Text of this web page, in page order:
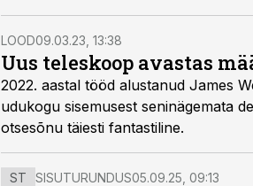
põhjusi. Lõpliku selguse peaksid
LOOD09.03.23, 13:38
Uus teleskoop avastas
2022. aastal tööd alustanud James
udukogu sisemusest seninägemata
otsesõnu täiesti fantastiline.
ST SISUTURUNDUS05.09.25, 09:13